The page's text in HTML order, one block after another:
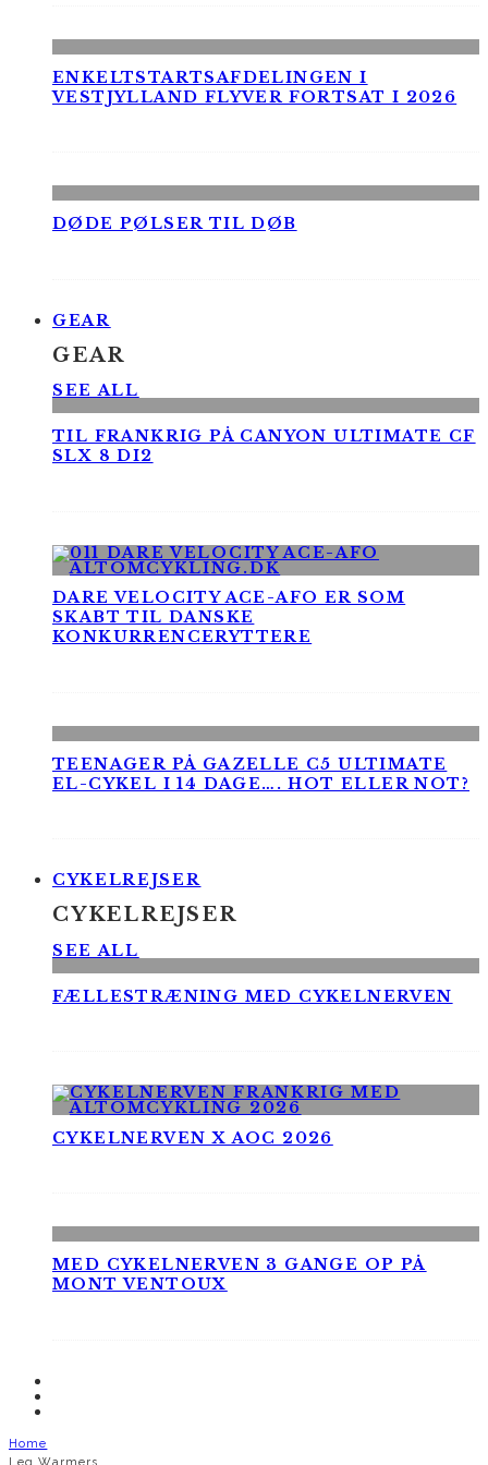
ENKELTSTARTSAFDELINGEN I
VESTJYLLAND FLYVER FORTSAT I 2026
DØDE PØLSER TIL DØB
GEAR
GEAR
SEE ALL
TIL FRANKRIG PÅ CANYON ULTIMATE CF
SLX 8 DI2
DARE VELOCITY ACE-AFO ER SOM
SKABT TIL DANSKE
KONKURRENCERYTTERE
TEENAGER PÅ GAZELLE C5 ULTIMATE
EL-CYKEL I 14 DAGE…. HOT ELLER NOT?
CYKELREJSER
CYKELREJSER
SEE ALL
FÆLLESTRÆNING MED CYKELNERVEN
CYKELNERVEN X AOC 2026
MED CYKELNERVEN 3 GANGE OP PÅ
MONT VENTOUX
Home
Leg Warmers